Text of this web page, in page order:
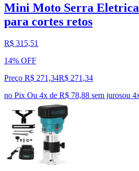
Mini Moto Serra
para cortes retos
R$ 315,51
14% OFF
Preço R$ 271,34R$ 271 ,34
no Pix Ou 4x de R$ 78,88 sem jurosou 4